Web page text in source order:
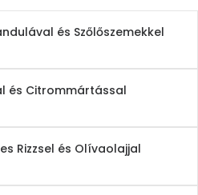
és Szőlőszemekkel
és Citrommártással
Rizzsel és Olívaolajjal